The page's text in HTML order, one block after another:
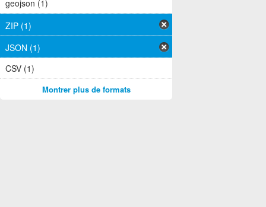
geojson (1)
ZIP (1)
JSON (1)
CSV (1)
Montrer plus de formats